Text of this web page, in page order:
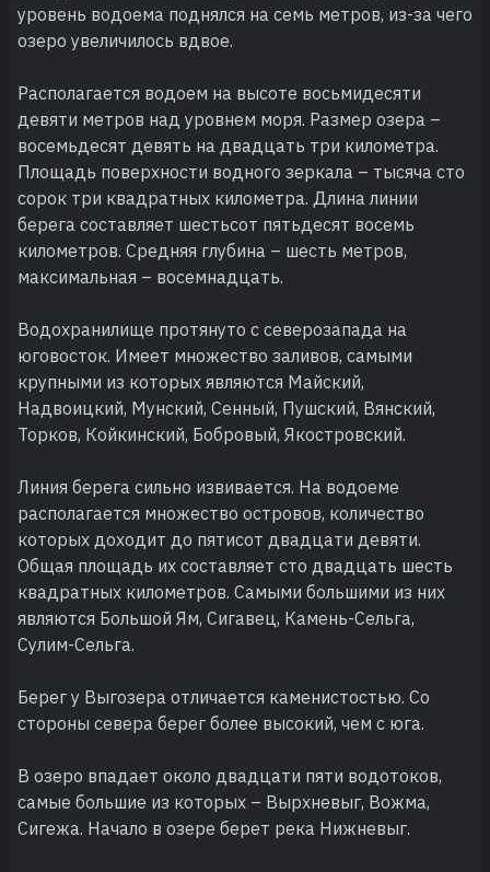
уровень водоема поднялся на семь метров, из-за чего
озеро увеличилось вдвое.
Располагается водоем на высоте восьмидесяти
девяти метров над уровнем моря. Размер озера –
восемьдесят девять на двадцать три километра.
Площадь поверхности водного зеркала – тысяча сто
сорок три квадратных километра. Длина линии
берега составляет шестьсот пятьдесят восемь
километров. Средняя глубина – шесть метров,
максимальная – восемнадцать.
Водохранилище протянуто с северозапада на
юговосток. Имеет множество заливов, самыми
крупными из которых являются Майский,
Надвоицкий, Мунский, Сенный, Пушский, Вянский,
Торков, Койкинский, Бобровый, Якостровский.
Линия берега сильно извивается. На водоеме
располагается множество островов, количество
которых доходит до пятисот двадцати девяти.
Общая площадь их составляет сто двадцать шесть
квадратных километров. Самыми большими из них
являются Большой Ям, Сигавец, Камень-Сельга,
Сулим-Сельга.
Берег у Выгозера отличается каменистостью. Со
стороны севера берег более высокий, чем с юга.
В озеро впадает около двадцати пяти водотоков,
самые большие из которых – Вырхневыг, Вожма,
Сигежа. Начало в озере берет река Нижневыг.